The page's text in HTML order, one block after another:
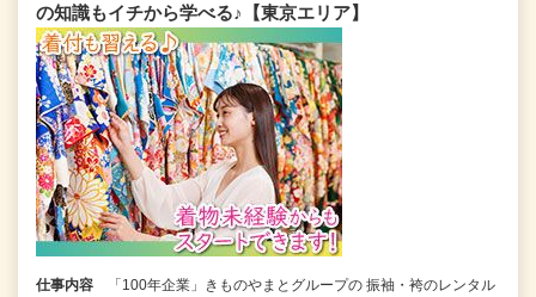
の知識もイチから学べる♪【東京エリア】
仕事内容
「100年企業」きものやまとグループの 振袖・袴のレンタル